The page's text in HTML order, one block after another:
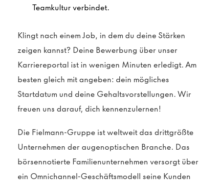
Teamkultur verbindet.
Klingt nach einem Job, in dem du deine Stärken
zeigen kannst? Deine Bewerbung über unser
Karriereportal ist in wenigen Minuten erledigt. Am
besten gleich mit angeben: dein mögliches
Startdatum und deine Gehaltsvorstellungen. Wir
freuen uns darauf, dich kennenzulernen!
Die Fielmann-Gruppe ist weltweit das drittgrößte
Unternehmen der augenoptischen Branche. Das
börsennotierte Familienunternehmen versorgt über
ein Omnichannel-Geschäftsmodell seine Kunden